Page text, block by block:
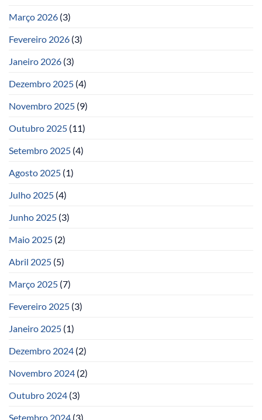
Março 2026 (3)
Fevereiro 2026 (3)
Janeiro 2026 (3)
Dezembro 2025 (4)
Novembro 2025 (9)
Outubro 2025 (11)
Setembro 2025 (4)
Agosto 2025 (1)
Julho 2025 (4)
Junho 2025 (3)
Maio 2025 (2)
Abril 2025 (5)
Março 2025 (7)
Fevereiro 2025 (3)
Janeiro 2025 (1)
Dezembro 2024 (2)
Novembro 2024 (2)
Outubro 2024 (3)
Setembro 2024 (3)